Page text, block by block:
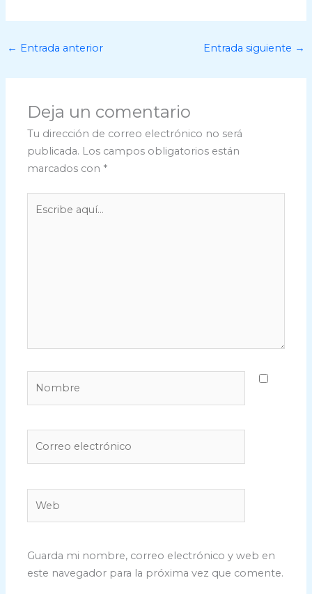
← Entrada anterior Entrada siguiente →
Deja un comentario
Tu dirección de correo electrónico no será
publicada. Los campos obligatorios están
marcados con *
Guarda mi nombre, correo electrónico y web en
este navegador para la próxima vez que comente.